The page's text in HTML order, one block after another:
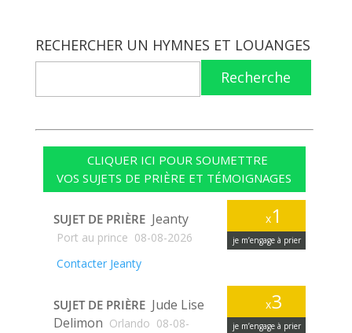
RECHERCHER UN HYMNES ET LOUANGES
Recherche
CLIQUER ICI POUR SOUMETTRE
VOS SUJETS DE PRIÈRE ET TÉMOIGNAGES
x1
je m’engage à prier
SUJET DE PRIÈRE Jeanty
Port au prince 08-08-2026
Contacter Jeanty
x3
je m’engage à prier
SUJET DE PRIÈRE Jude Lise
Delimon Orlando 08-08-